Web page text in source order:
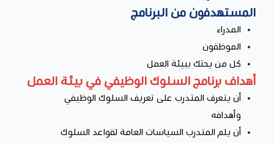
المستهدفون من البرنامج
المدراء
الموظفون
كل من يحتك ببيئة العمل
أهداف برنامج السلوك الوظيفي في بيئة العمل
أن يتعرف المتدرب على تعريف السلوك الوظيفي
وأهدافه
أن يلم المتدرب السياسات العامة لقواعد السلوك